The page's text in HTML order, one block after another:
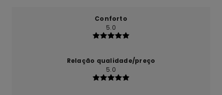
Conforto
5.0
Relação qualidade/preço
5.0